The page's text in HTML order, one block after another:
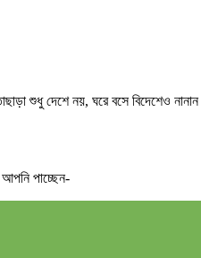
শুধু দেশে নয়, ঘরে বসে বিদেশেও
আপনি পাচ্ছেন-